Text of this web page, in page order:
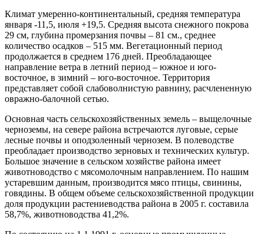
Климат умеренно-континентальный, средняя температура
января -11,5, июля +19,5. Средняя высота снежного покрова
29 см, глубина промерзания почвы – 81 см., среднее
количество осадков – 515 мм. Вегетационный период
продолжается в среднем 176 дней. Преобладающее
направление ветра в летний период – южное и юго-
восточное, в зимний – юго-восточное. Территория
представляет собой слабоволнистую равнину, расчлененную
овражно-балочной сетью.
Основная часть сельскохозяйственных земель – выщелочные
черноземы, на севере района встречаются луговые, серые
лесные почвы и оподзоленный чернозем. В полеводстве
преобладает производство зерновых и технических культур.
Большое значение в сельском хозяйстве района имеет
животноводство с мясомолочным направлением. По нашим
устаревшим данным, производится мясо птицы, свинины,
говядины. В общем объеме сельскохозяйственной продукции
доля продукции растениеводства района в 2005 г. составила
58,7%, животноводства 41,2%.